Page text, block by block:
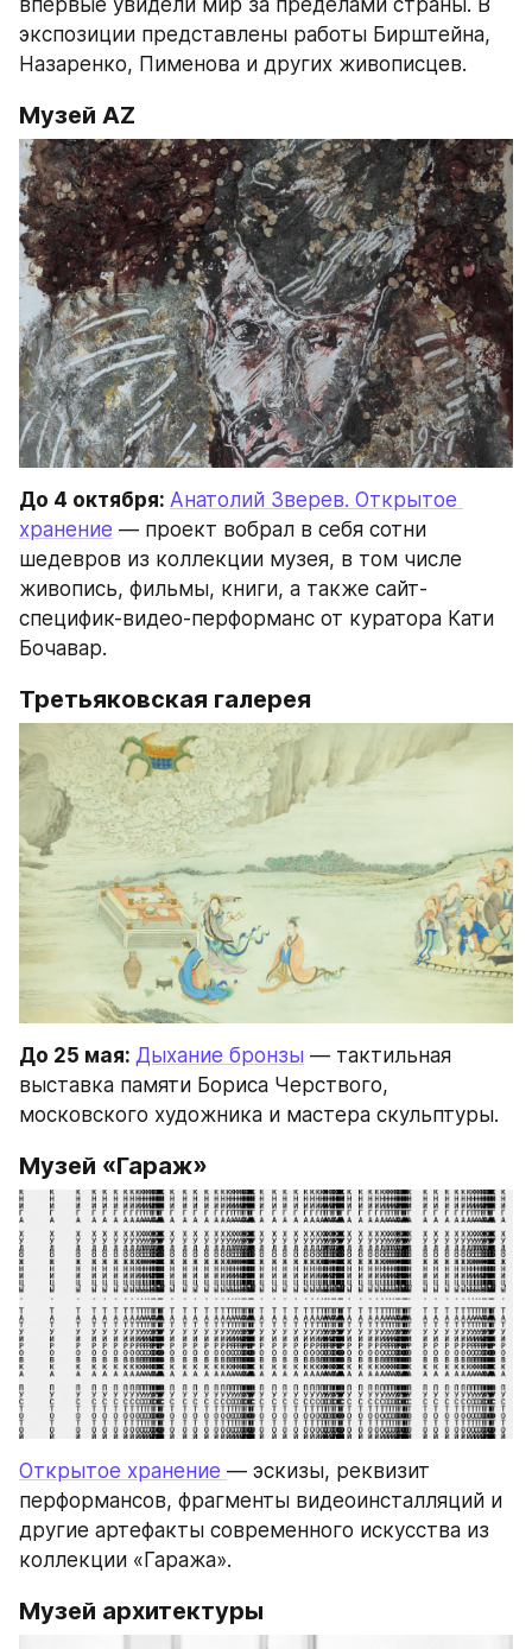
экспозиции представлены работы Бирштейна,
Назаренко, Пименова и других живописцев.
Музей AZ
До 4 октября: Анатолий Зверев. Открытое
хранение — проект вобрал в себя сотни
шедевров из коллекции музея, в том числе
живопись, фильмы, книги, а также сайт-
специфик-видео-перформанс от куратора Кати
Бочавар.
Третьяковская галерея
До 25 мая: Дыхание бронзы — тактильная
выставка памяти Бориса Черствого,
московского художника и мастера скульптуры.
Музей «Гараж»
Открытое хранение — эскизы, реквизит
перформансов, фрагменты видеоинсталляций и
другие артефакты современного искусства из
коллекции «Гаража».
Музей архитектуры